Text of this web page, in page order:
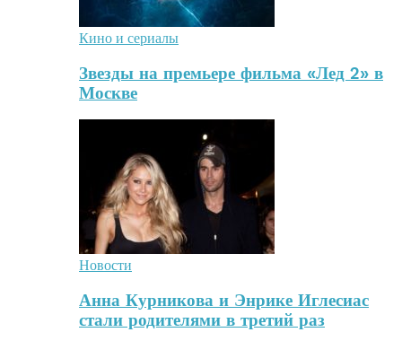
Кино и сериалы
Звезды на премьере фильма «Лед 2» в
Москве
Новости
Анна Курникова и Энрике Иглесиас
стали родителями в третий раз